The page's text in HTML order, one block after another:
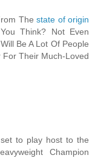
Thestate of origin
Think? Not Even
Be A Lot Of People
Their Much-Loved
to play host to the
Champion